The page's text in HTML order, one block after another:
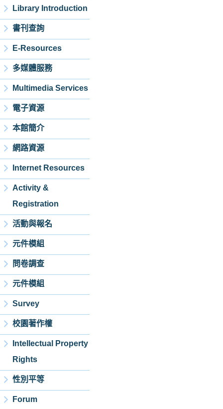
Library Introduction
書刊查詢
E-Resources
多媒體服務
Multimedia Services
電子資源
本館簡介
網路資源
Internet Resources
Activity &
Registration
活動與報名
元件模組
問卷調查
元件模組
Survey
校園著作權
Intellectual Property
Rights
性別平等
Forum